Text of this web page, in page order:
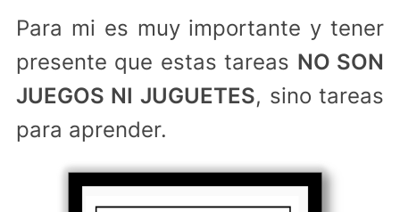
Para mi es muy importante y tener
presente que estas tareas NO SON
JUEGOS NI JUGUETES, sino tareas
para aprender.